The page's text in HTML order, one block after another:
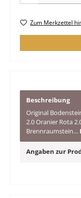
Zum Merkzettel
Beschreibung
Original
2.0 Oranier Rota
Brennraumstein…
Angaben zur